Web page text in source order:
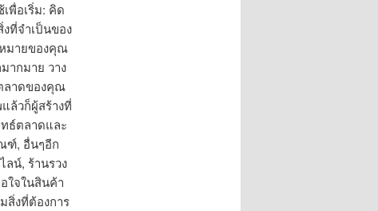
พื่อเริ่ม: คิด
ที่จำเป็นของ
หมายของคุณ
ากมาย วาง
ลาดของคุณ
ล้วก็ผู้สร้างที่
ธ์ตลาดและ
ฑ์, อื่นๆอีก
ลน์, ร้านรวง
ใจในสินค้า
งที่ต้องการ